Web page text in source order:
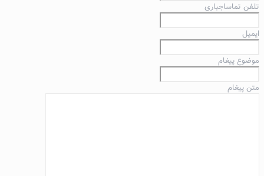
تلفن تماساجباری
ایمیل
موضوع پیغام
متن پیغام